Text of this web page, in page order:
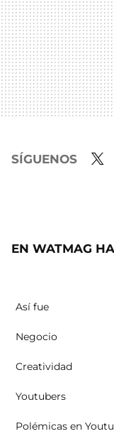
SÍGUENOS
EN WATMAG
Así fue
Negocio
Creatividad
Youtubers
Polémicas en